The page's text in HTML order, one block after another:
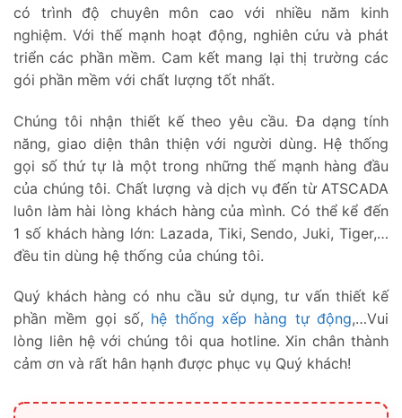
có trình độ chuyên môn cao với nhiều năm kinh
nghiệm. Với thế mạnh hoạt động, nghiên cứu và phát
triển các phần mềm. Cam kết mang lại thị trường các
gói phần mềm với chất lượng tốt nhất.
Chúng tôi nhận thiết kế theo yêu cầu. Đa dạng tính
năng, giao diện thân thiện với người dùng. Hệ thống
gọi số thứ tự là một trong những thế mạnh hàng đầu
của chúng tôi. Chất lượng và dịch vụ đến từ ATSCADA
luôn làm hài lòng khách hàng của mình. Có thể kể đến
1 số khách hàng lớn: Lazada, Tiki, Sendo, Juki, Tiger,…
đều tin dùng hệ thống của chúng tôi.
Quý khách hàng có nhu cầu sử dụng, tư vấn thiết kế
phần mềm gọi số, hệ thống xếp hàng tự động,…Vui
lòng liên hệ với chúng tôi qua hotline. Xin chân thành
cảm ơn và rất hân hạnh được phục vụ Quý khách!